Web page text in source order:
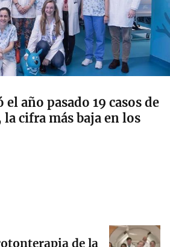
el año pasado 19 casos de
cifra más baja en los
de la